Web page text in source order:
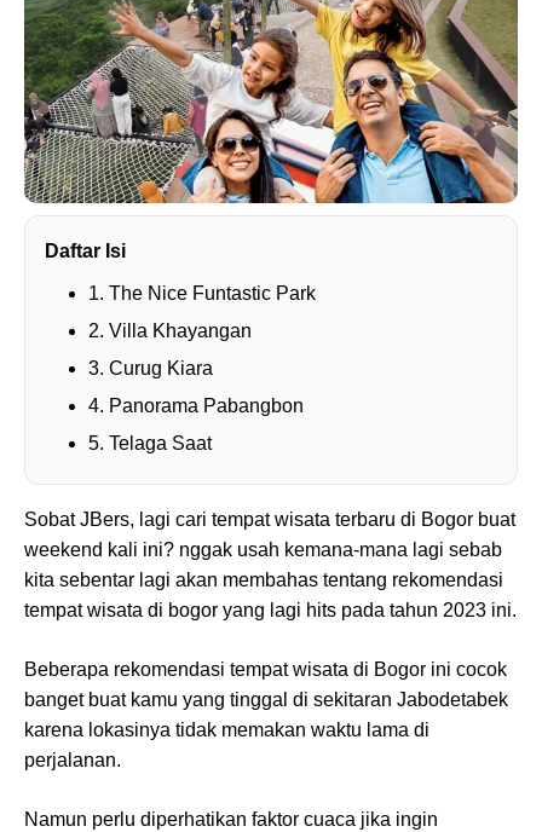
Daftar Isi
1. The Nice Funtastic Park
2. Villa Khayangan
3. Curug Kiara
4. Panorama Pabangbon
5. Telaga Saat
Sobat JBers, lagi cari tempat wisata terbaru di Bogor buat
weekend kali ini? nggak usah kemana-mana lagi sebab
kita sebentar lagi akan membahas tentang rekomendasi
tempat wisata di bogor yang lagi hits pada tahun 2023 ini.
Beberapa rekomendasi tempat wisata di Bogor ini cocok
banget buat kamu yang tinggal di sekitaran Jabodetabek
karena lokasinya tidak memakan waktu lama di
perjalanan.
Namun perlu diperhatikan faktor cuaca jika ingin